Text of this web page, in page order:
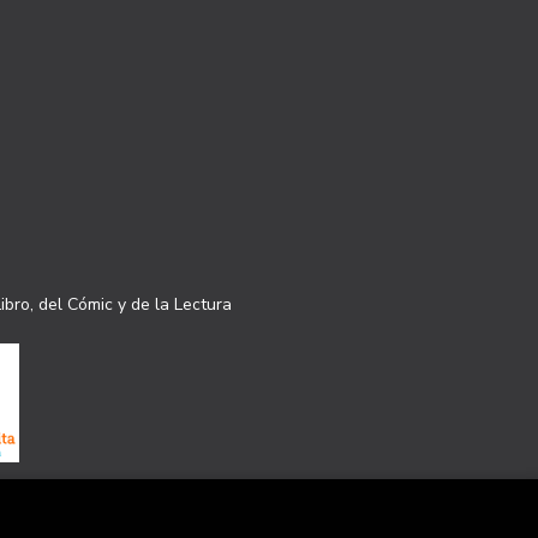
del Cómic y de la Lectura